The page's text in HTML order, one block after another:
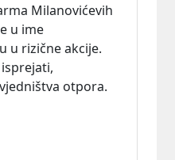
Milanovićevih
u ime
u rizične akcije.
otpora.